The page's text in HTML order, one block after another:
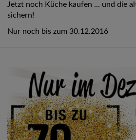
Jetzt noch Küche kaufen ... und die
sichern!
Nur noch bis zum 30.12.2016